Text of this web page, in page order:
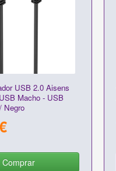
USB 2.0 Aisens
Macho - USB
Negro
Comprar